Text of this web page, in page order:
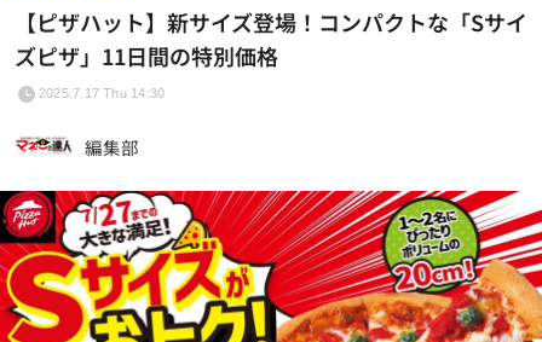
【ピザハット】新サイズ登場！コンパクトな「Sサイ
ズピザ」11日間の特別価格
2025.7.17 Thu 14:30
編集部